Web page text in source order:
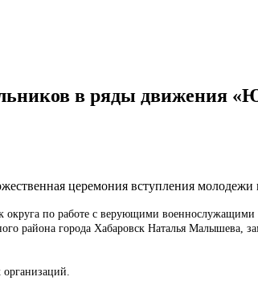
в ряды движения
церемония вступления
по работе с верующими военнослужащими
района города Хабаровск Наталья Малышева,